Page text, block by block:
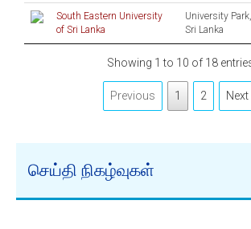
South Eastern University
of Sri Lanka
University
Sri Lanka
Showing 1 to 10 of 18
Previous 1 2 Next
செய்தி நிகழ்வுகள்